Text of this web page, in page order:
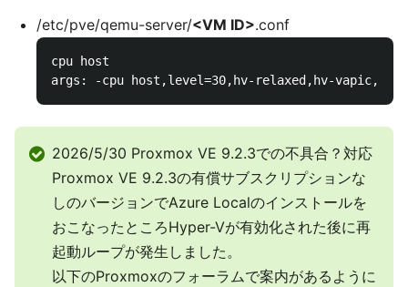
/etc/pve/qemu-server/<VM ID>.conf
cpu host
2026/5/30 Proxmox VE 9.2.3での不具合？対応
Proxmox VE 9.2.3の有償サブスクリプションな
しのバージョンでAzure Localのインストールを
おこなったところHyper-Vが有効化された後に再
起動ループが発生しました。
以下のProxmoxのフォーラムで案内があるように